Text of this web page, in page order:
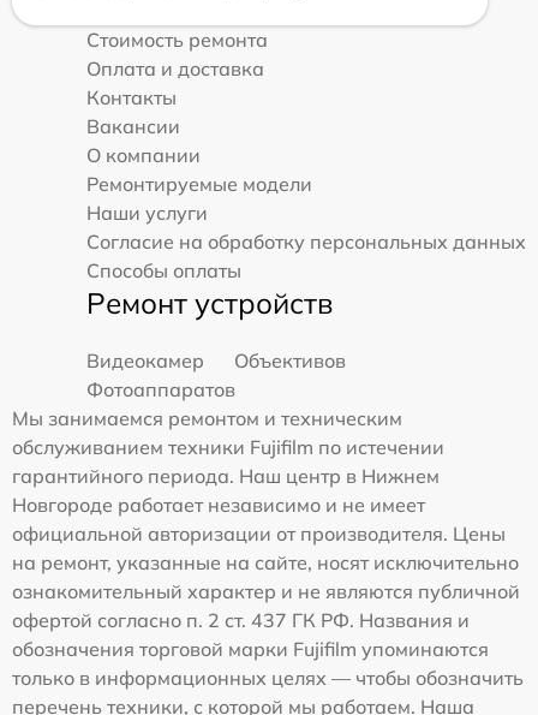
Стоимость ремонта
Оплата и доставка
Контакты
Вакансии
О компании
Ремонтируемые модели
Наши услуги
Согласие на обработку персональных данных
Способы оплаты
Ремонт устройств
Видеокамер
Объективов
Фотоаппаратов
Мы занимаемся ремонтом и техническим
обслуживанием техники Fujifilm по истечении
гарантийного периода. Наш центр в Нижнем
Новгороде работает независимо и не имеет
официальной авторизации от производителя. Цены
на ремонт, указанные на сайте, носят исключительно
ознакомительный характер и не являются публичной
офертой согласно п. 2 ст. 437 ГК РФ. Названия и
обозначения торговой марки Fujifilm упоминаются
только в информационных целях — чтобы обозначить
перечень техники, с которой мы работаем. Наша